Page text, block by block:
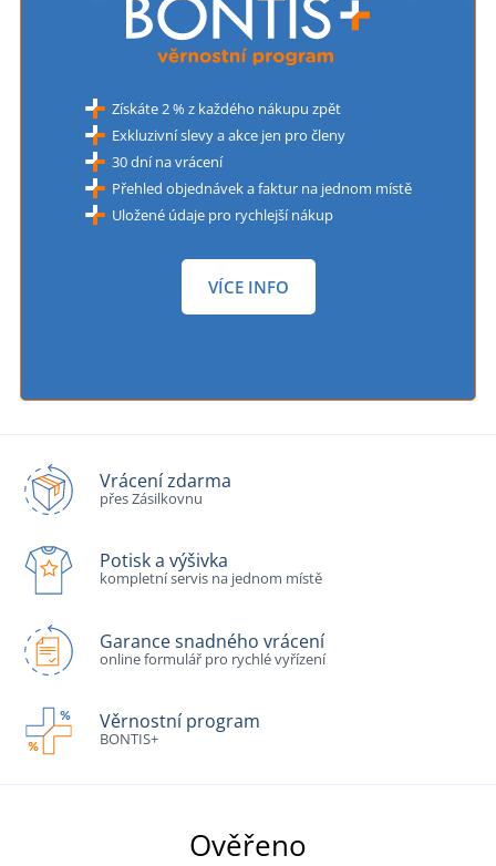
Získáte 2 % z každého nákupu zpět
Exkluzivní slevy a akce jen pro členy
30 dní na vrácení
Přehled objednávek a faktur na jednom místě
Uložené údaje pro rychlejší nákup
VÍCE INFO
Vrácení zdarma
přes Zásilkovnu
Potisk a výšivka
kompletní servis na jednom místě
Garance snadného vrácení
online formulář pro rychlé vyřízení
Věrnostní program
BONTIS+
Ověřeno